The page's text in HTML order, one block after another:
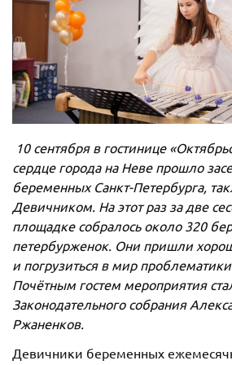
10 сентября в гостинице
сердце города на Неве прошло
беременных Санкт-Петербурга,
Девичником. На этот раз за две
площадке собралось около 320
петербурженок. Они пришли
и погрузиться в мир
Почётным гостем мероприятия
Законодательного собрания
Ржаненков.
Девичники беременных